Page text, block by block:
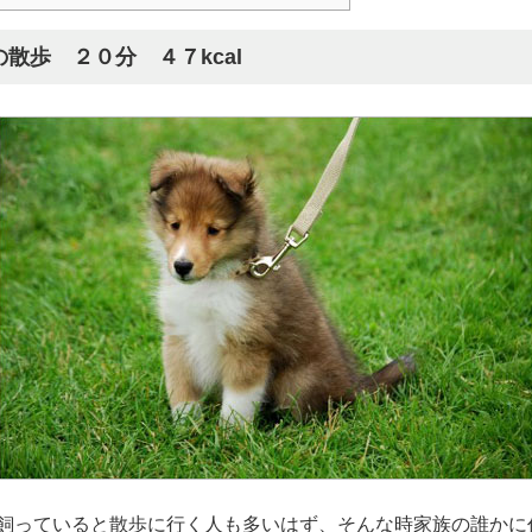
散歩 ２０分 ４７kcal
っていると散歩に行く人も多いはず、そんな時家族の誰かに